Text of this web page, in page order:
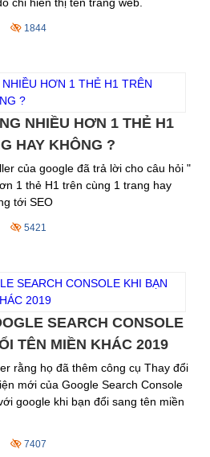
1844
NHIỀU HƠN 1 THẺ H1
HAY KHÔNG ?
của google đã trả lời cho câu hỏi "
1 thẻ H1 trên cùng 1 trang hay
tới SEO
5421
SEARCH CONSOLE
TÊN MIỀN KHÁC 2019
rằng họ đã thêm công cụ Thay đổi
mới của Google Search Console
google khi bạn đổi sang tên miền
7407